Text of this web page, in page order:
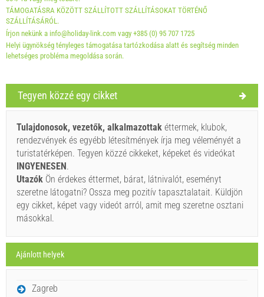
30.06. / 01.09. - 31.12.): 5 EUR (once - által _person)
Választható:
Szállító feltételei
Ha nem szeretné lefoglalni azonnal további kérdése van,
kérjük, töltse ki őket, majd kattintson a „Érdeklődés
küldése”.
Érdeklődés küldése.
TÁMOGATÁSRA KÖZÖTT SZÁLLÍTOTT SZÁLLÍTÁSOKAT TÖRTÉNŐ
SZÁLLÍTÁSÁRÓL.
Írjon nekünk a info@holiday-link.com vagy +385 (0) 95 707 1725
Helyi ügynökség tényleges támogatása tartózkodása alatt és segítség minden
lehetséges probléma megoldása során.
Tegyen közzé egy cikket
Tulajdonosok, vezetők, alkalmazottak éttermek, klubok,
rendezvények és egyébb létesítmények írja meg véleményét a
turistatérképen. Tegyen közzé cikkeket, képeket és videókat
INGYENESEN.
Utazók Ön érdekes éttermet, bárat, látnivalót, eseményt
szeretne látogatni? Ossza meg pozitív tapasztalatait. Küldjön
egy cikket, képet vagy videót arról, amit meg szeretne osztani
másokkal.
Ajánlott helyek
Zagreb